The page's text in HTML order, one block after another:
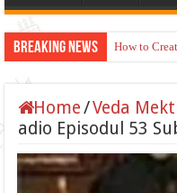
Breaking News How to
Home/Veda
adio Episodul 53